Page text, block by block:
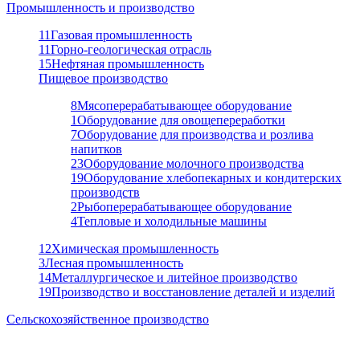
Промышленность и производство
11Газовая промышленность
11Горно-геологическая отрасль
15Нефтяная промышленность
Пищевое производство
8Мясоперерабатывающее оборудование
1Оборудование для овощепереработки
7Оборудование для производства и розлива
напитков
23Оборудование молочного производства
19Оборудование хлебопекарных и кондитерских
производств
2Рыбоперерабатывающее оборудование
4Тепловые и холодильные машины
12Химическая промышленность
3Лесная промышленность
14Металлургическое и литейное производство
19Производство и восстановление деталей и изделий
Сельскохозяйственное производство